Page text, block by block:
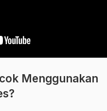
Menggunakan